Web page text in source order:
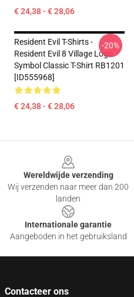
€ 24,38 - € 28,06
Resident Evil T-Shirts -
Resident Evil 8 Village Logo
Symbol Classic T-Shirt RB1201
[ID555968]
€ 24,38 - € 28,06
-20%
Wereldwijde verzending
Wij verzenden naar meer dan 200
landen
Internationale garantie
Aangeboden in het gebruiksland
Contacteer ons